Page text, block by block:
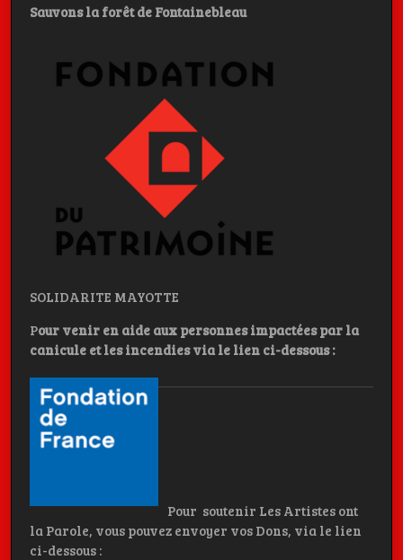
Sauvons la forêt de Fontainebleau
SOLIDARITE MAYOTTE
Pour venir en aide aux personnes impactées par la
canicule et les incendies via le lien ci-dessous :
Pour soutenir Les Artistes ont
la Parole, vous pouvez envoyer vos Dons, via le lien
ci-dessous :